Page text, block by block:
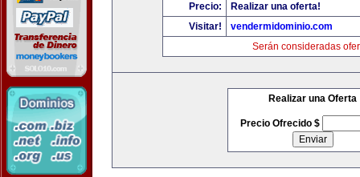
Precio:
Realizar una oferta!
Visitar!
vendermidominio.com
Serán consideradas
Realizar una Oferta
Precio Ofrecido $